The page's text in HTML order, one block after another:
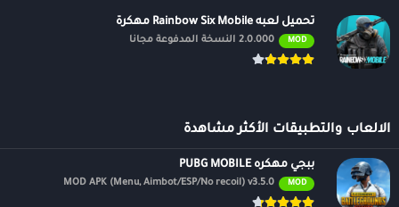
تحميل لعبه Rainbow Six Mobile مهكرة
MOD 2.0.000 النسخة المدفوعة مجانًا
الالعاب والتطبيقات الأكثر مشاهدة
ببجي مهكره PUBG MOBILE
MOD
MOD APK (Menu, Aimbot/ESP/No recoil) v3.5.0